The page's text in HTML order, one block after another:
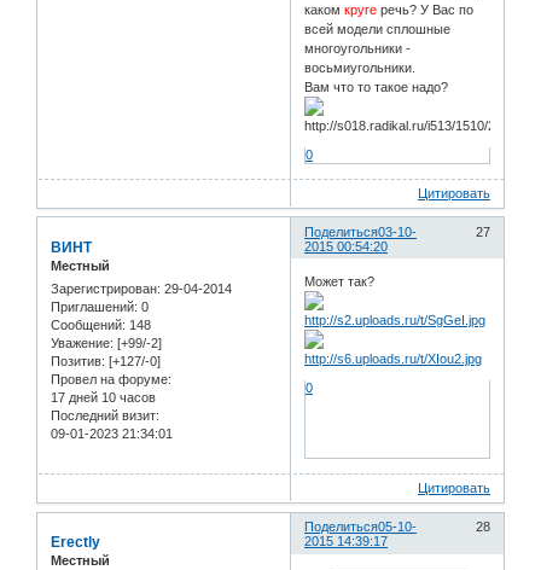
какомкруге речь? У Вас по
всей модели сплошные
многоугольники -
восьмиугольники.
Вам что то такое надо?
0
Цитировать
Поделиться 27
03-10-
2015 00:54:20
ВИНТ
Местный
Зарегистрирован: 29-04-2014
Приглашений: 0
Сообщений: 148
Уважение: [+99/-2]
Позитив: [+127/-0]
Провел на форуме:
17 дней 10 часов
Последний визит:
09-01-2023 21:34:01
Может так?
0
Цитировать
Поделиться 28
05-10-
2015 14:39:17
Erectly
Местный